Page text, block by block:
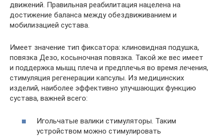
движений. Правильная реабилитация нацелена на
достижение баланса между обездвиживанием и
мобилизацией сустава.
Имеет значение тип фиксатора: клиновидная подушка,
повязка Дезо, косыночная повязка. Такой же вес имеет
и поддержка мышц плеча и предплечья во время лечения,
стимуляция регенерации капсулы. Из медицинских
изделий, наиболее эффективно улучшающих функцию
сустава, важней всего:
Игольчатые валики стимуляторы. Таким
устройством можно стимулировать